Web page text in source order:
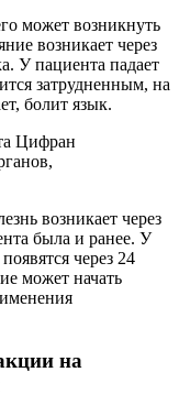
может возникнуть
возникает через
У пациента падает
затрудненным, на
болит язык.
Цифран
возникает через
была и ранее. У
через 24
может начать
на